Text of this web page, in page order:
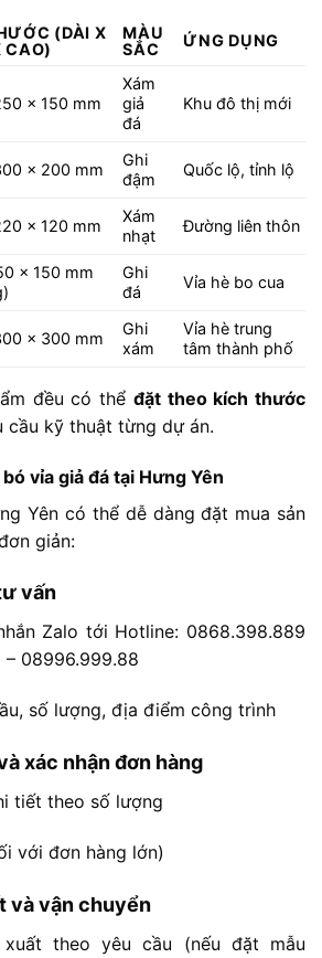
(DÀI X
CAO)
MÀU
SẮC
ỨNG DỤNG
x150 mm
Xám
giả
đá
Khuđôthị mới
x 200 mm
Ghi
đậm
Quốc lộ,tỉnh lộ
x120 mm
Xám
nhạt
Đường liênthôn
x150 mm
Ghi
đá
Vỉa hè bocua
x 300 mm
Ghi
xám
Vỉa hètrung
tâmthành phố
đềucóthể đặt theo kíchthước
cầu kỹ thuật từng dự án.
bó vỉa giả đá tại Hưng Yên
Yêncó thể dễ dàngđặt mua sản
giản:
vấn
Zalo tới Hotline: 0868.398.889
08996.999.88
số lượng, địa điểm công trình
xác nhậnđơn hàng
tiết theo số lượng
với đơn hàng lớn)
vàvậnchuyển
xuất theoyêucầu (nếu đặt mẫu